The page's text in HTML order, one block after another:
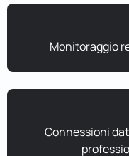
Monitoraggio
Connessioni